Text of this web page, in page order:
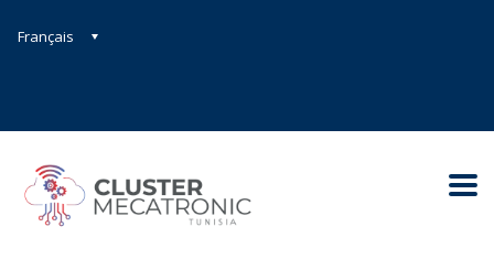
Français